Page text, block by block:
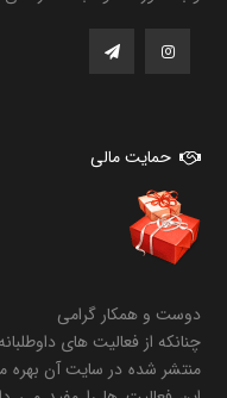
حمایت مالی
دوست و همکار گرامی
چنانکه از فعالیت های
منتشر شده در سایت آن بهره می